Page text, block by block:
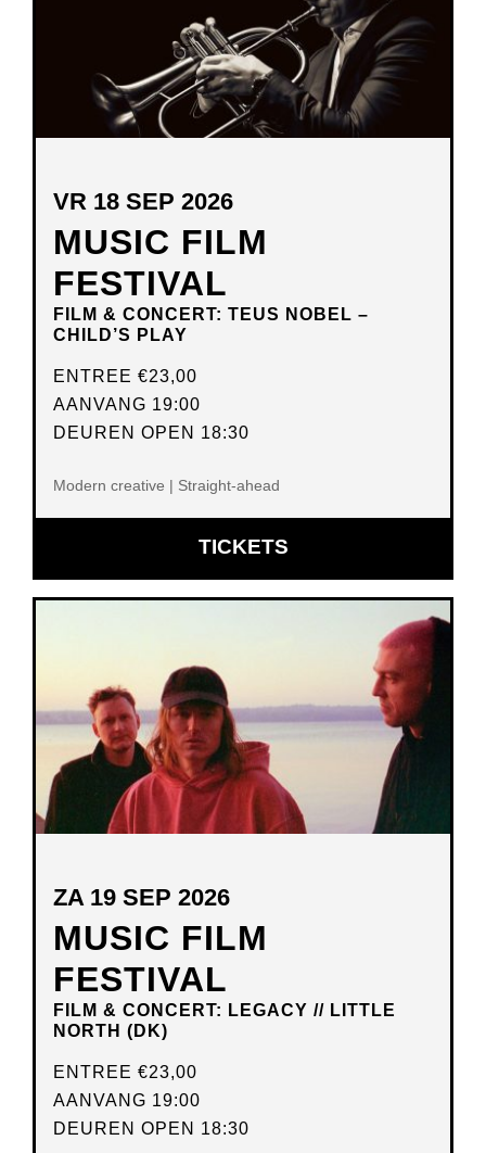
MUSIC FILM
FESTIVAL
FILM & CONCERT: TEUS NOBEL –
CHILD’S PLAY
VR 18 SEP 2026
ENTREE €23,00
AANVANG 19:00
DEUREN OPEN 18:30
Modern creative | Straight-ahead
TICKETSOPENT
IN
VENSTER
MUSIC FILM
FESTIVAL
FILM & CONCERT: LEGACY // LITTLE
NORTH (DK)
ZA 19 SEP 2026
ENTREE €23,00
AANVANG 19:00
DEUREN OPEN 18:30